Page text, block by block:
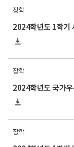
장학
장학
장학